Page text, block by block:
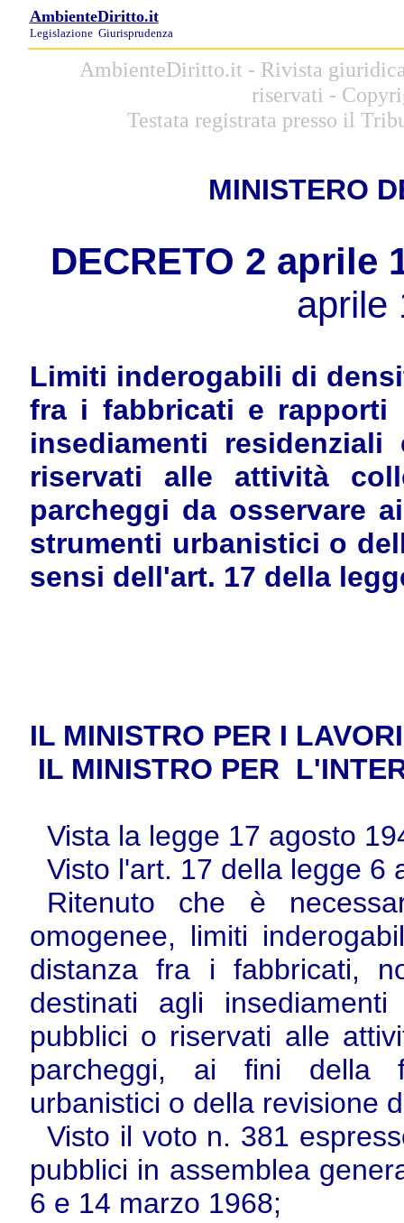
AmbienteDiritto.it
Legislazione Giurisprudenza
AmbienteDiritto.it - Rivista
riservati -
Testata registrata presso il
MINISTERO
DECRETO 2 aprile
aprile
Limiti inderogabili di
fra i fabbricati e rapporti
insediamenti
riservati alle attività
parcheggi da osservare
strumenti urbanistici o
sensi dell'art. 17 della
IL MINISTRO PER I
IL MINISTRO PER
Vista la legge 17 agosto
Visto l'art. 17 della legge 6
Ritenuto che è
omogenee, limiti
distanza fra i fabbricati,
destinati agli
pubblici o riservati alle
parcheggi, ai fini della
urbanistici o della revisione
Visto il voto n. 381
pubblici in assemblea
6 e 14 marzo 1968;